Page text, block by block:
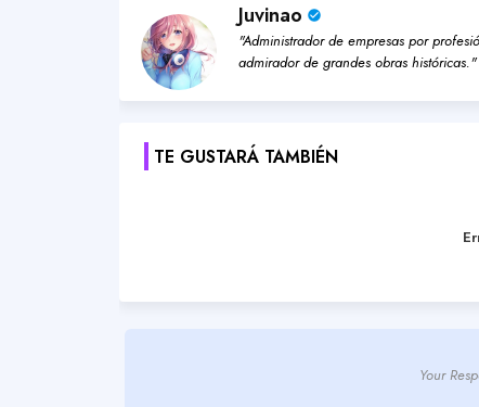
Juvinao
"Administrador de empresas por
admirador de grandes obras históricas."
TE GUSTARÁ TAMBIÉN
Your